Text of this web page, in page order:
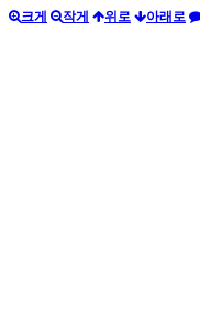
크게 작게 위로 아래로